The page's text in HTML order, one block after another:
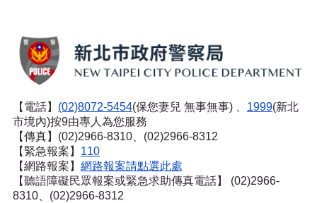
【電話】 (02)8072-5454(保您妻兒 無事無事) 、 1999(新北
市境內)按9由專人為您服務
【傳真】(02)2966-8310、(02)2966-8312
【緊急報案】 110
【網路報案】 網路報案請點選此處
【聽語障礙民眾報案或緊急求助傳真電話】
(02)2966-
8310、(02)2966-8312